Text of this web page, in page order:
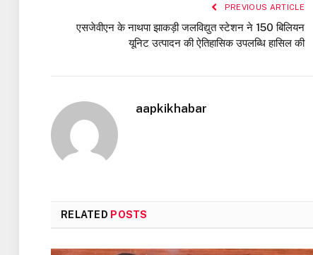
PREVIOUS ARTICLE
एसजेवीएन के नाथपा झाकड़ी जलविद्युत स्टेशन ने 150 बिलियन
यूनिट उत्पादन की ऐतिहासिक उपलब्धि हासिल की
aapkikhabar
RELATED POSTS